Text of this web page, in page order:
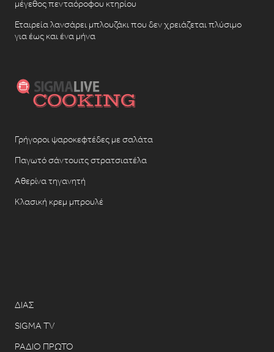
μέγεθος πενταόροφου κτηρίου
Εταιρεία λανσάρει μπλουζάκι που δεν χρειάζεται πλύσιμο
για έως και ένα μήνα
Γρήγοροι ψαροκεφτέδες με σαλάτα
Παγωτό σάντουιτς στρατσιατέλα
Αθερίνα τηγανητή
Κλασική κρεμ μπρουλέ
ΔΙΑΣ
SIGMA TV
ΡΑΔΙΟ ΠΡΩΤΟ